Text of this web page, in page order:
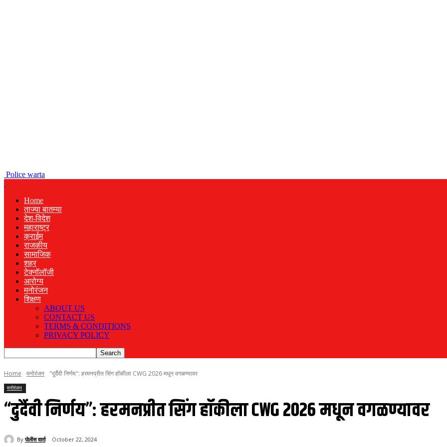
Police warta
Home
ताज्या बातम्या
देश-विदेश
महाराष्ट्र
क्राईम
राजकीय
सामाजिक
शहर
टेक्नॉलॉजी
आरोग्य
मनोरंजन
शिक्षण
ABOUT US
CONTACT US
TERMS & CONDITIONS
PRIVACY POLICY
Home मनोरंजन "दुर्दैवी निर्णय": हरमनप्रीत सिंग हॉकीला CWG 2026 मधून वगळण्यावर
मनोरंजन
“दुर्दैवी निर्णय”: हरमनप्रीत सिंग हॉकीला CWG 2026 मधून वगळण्यावर
By पोलीस वार्ता October 22, 2024